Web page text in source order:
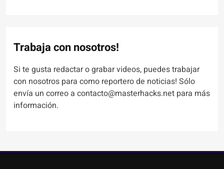
Trabaja con nosotros!
Si te gusta redactar o grabar videos, puedes trabajar
con nosotros para como reportero de noticias! Sólo
envía un correo a contacto@masterhacks.net para más
información.